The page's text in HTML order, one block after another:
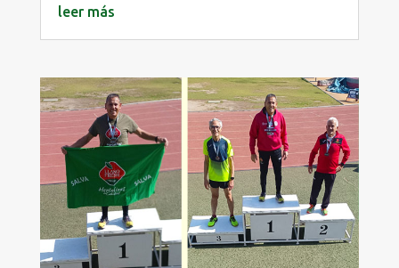
leer más